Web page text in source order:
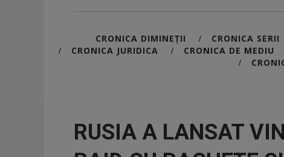
CRONICA DIMINEȚII / CRONICA SERII
/ CRONICA JURIDICA / CRONICA DE MEDIU
/
RUSIA A LANSAT